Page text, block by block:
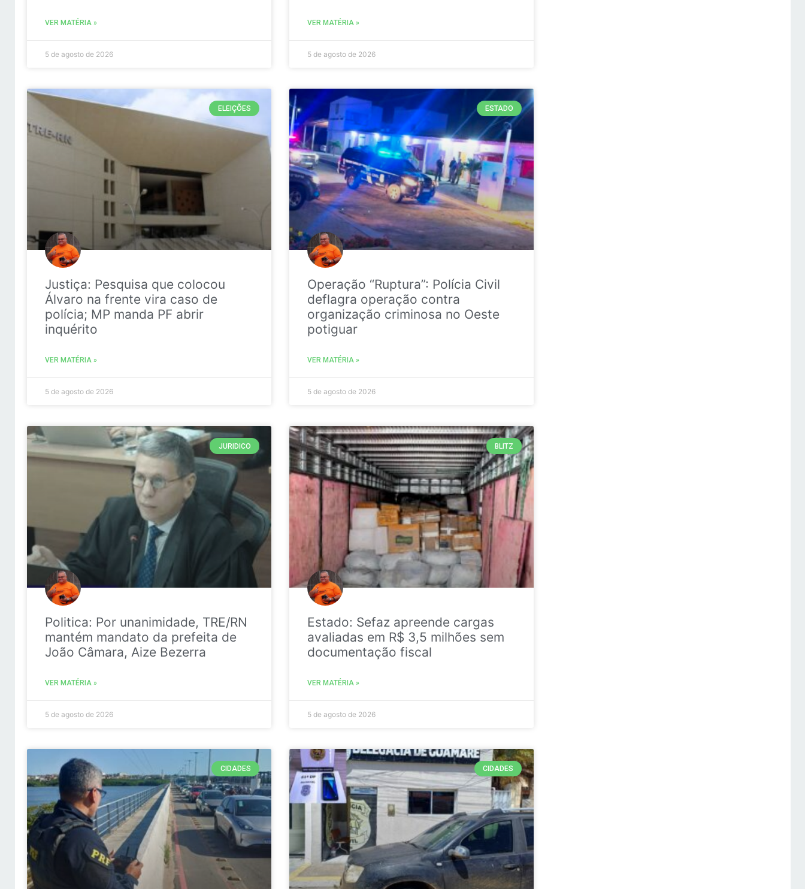
VER MATÉRIA »
5 de agosto de 2026
VER MATÉRIA »
5 de agosto de 2026
ELEIÇÕES
Justiça: Pesquisa que colocou
Álvaro na frente vira caso de
polícia; MP manda PF abrir
inquérito
VER MATÉRIA »
5 de agosto de 2026
ESTADO
Operação “Ruptura”: Polícia Civil
deflagra operação contra
organização criminosa no Oeste
potiguar
VER MATÉRIA »
5 de agosto de 2026
JURIDICO
Politica: Por unanimidade, TRE/RN
mantém mandato da prefeita de
João Câmara, Aize Bezerra
VER MATÉRIA »
5 de agosto de 2026
BLITZ
Estado: Sefaz apreende cargas
avaliadas em R$ 3,5 milhões sem
documentação fiscal
VER MATÉRIA »
5 de agosto de 2026
CIDADES CIDADES